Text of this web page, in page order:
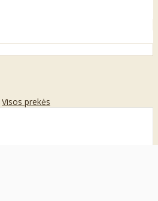
Visos prekės